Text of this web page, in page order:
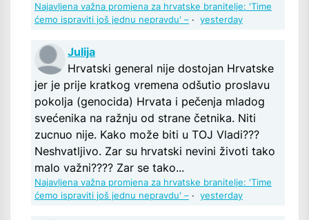
Najavljena važna promjena za hrvatske branitelje: 'Time
ćemo ispraviti još jednu nepravdu' – · yesterday
Julija
Hrvatski general nije dostojan Hrvatske
jer je prije kratkog vremena odšutio proslavu
pokolja (genocida) Hrvata i pečenja mladog
svećenika na ražnju od strane četnika. Niti
zucnuo nije. Kako može biti u TOJ Vladi???
Neshvatljivo. Zar su hrvatski nevini životi tako
malo važni???? Zar se tako...
Najavljena važna promjena za hrvatske branitelje: 'Time
ćemo ispraviti još jednu nepravdu' – · yesterday